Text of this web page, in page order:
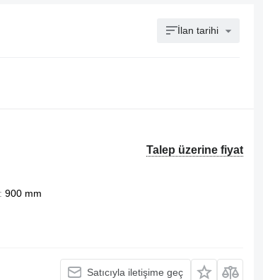
İlan tarihi
Talep üzerine fiyat
900 mm
Satıcıyla iletişime geç